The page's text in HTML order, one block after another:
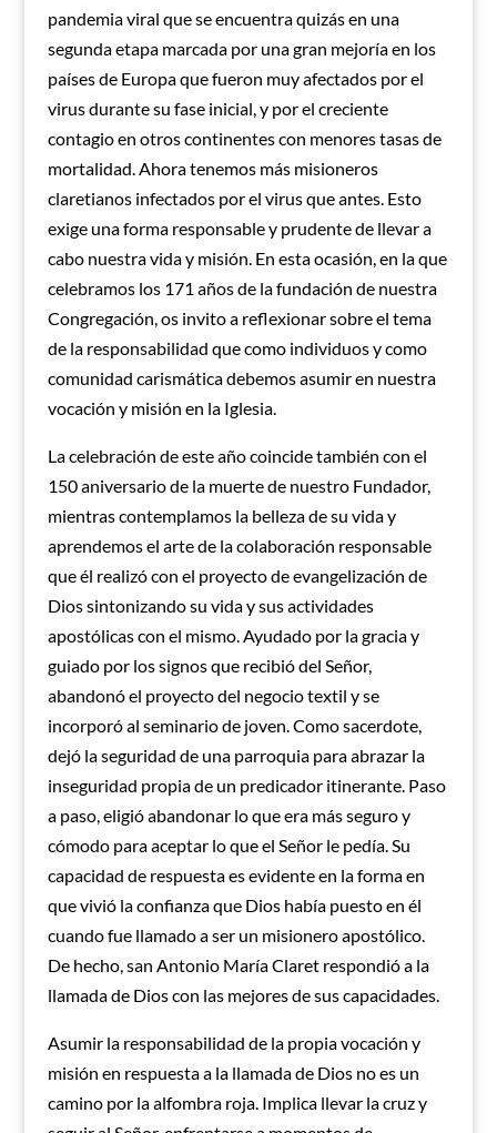
pandemia viral que se encuentra quizás en una
segunda etapa marcada por una gran mejoría en los
países de Europa que fueron muy afectados por el
virus durante su fase inicial, y por el creciente
contagio en otros continentes con menores tasas de
mortalidad. Ahora tenemos más misioneros
claretianos infectados por el virus que antes. Esto
exige una forma responsable y prudente de llevar a
cabo nuestra vida y misión. En esta ocasión, en la que
celebramos los 171 años de la fundación de nuestra
Congregación, os invito a reflexionar sobre el tema
de la responsabilidad que como individuos y como
comunidad carismática debemos asumir en nuestra
vocación y misión en la Iglesia.
La celebración de este año coincide también con el
150 aniversario de la muerte de nuestro Fundador,
mientras contemplamos la belleza de su vida y
aprendemos el arte de la colaboración responsable
que él realizó con el proyecto de evangelización de
Dios sintonizando su vida y sus actividades
apostólicas con el mismo. Ayudado por la gracia y
guiado por los signos que recibió del Señor,
abandonó el proyecto del negocio textil y se
incorporó al seminario de joven. Como sacerdote,
dejó la seguridad de una parroquia para abrazar la
inseguridad propia de un predicador itinerante. Paso
a paso, eligió abandonar lo que era más seguro y
cómodo para aceptar lo que el Señor le pedía. Su
capacidad de respuesta es evidente en la forma en
que vivió la confianza que Dios había puesto en él
cuando fue llamado a ser un misionero apostólico.
De hecho, san Antonio María Claret respondió a la
llamada de Dios con las mejores de sus capacidades.
Asumir la responsabilidad de la propia vocación y
misión en respuesta a la llamada de Dios no es un
camino por la alfombra roja. Implica llevar la cruz y